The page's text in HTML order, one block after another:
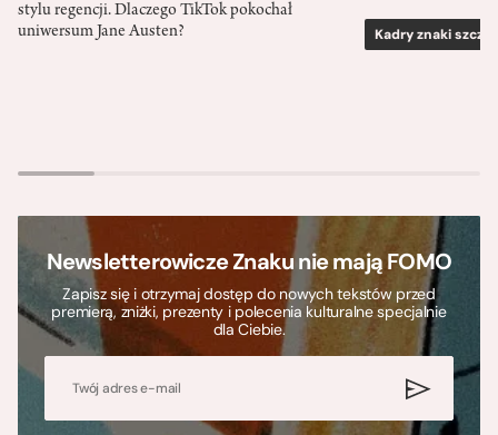
stylu regencji. Dlaczego TikTok pokochał
uniwersum Jane Austen?
Kadry znaki
Newsletterowicze Znaku nie mają FOMO
Zapisz się i otrzymaj dostęp do nowych tekstów przed
premierą, zniżki, prezenty i polecenia kulturalne specjalnie
dla Ciebie.